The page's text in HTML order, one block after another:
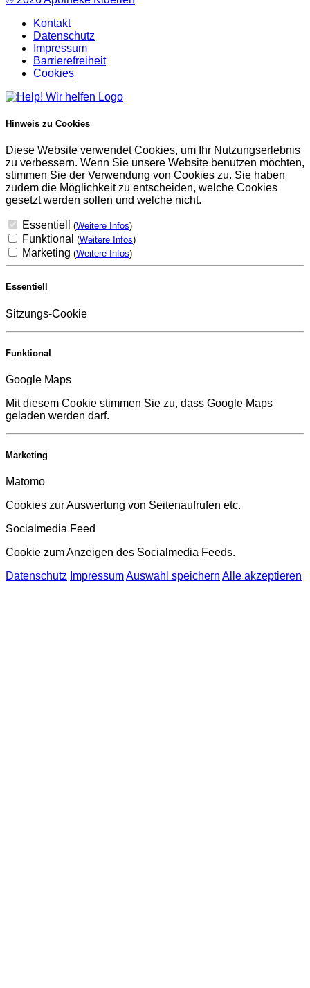
Kontakt
Datenschutz
Impressum
Barrierefreiheit
Cookies
Hinweis zu Cookies
Diese Website verwendet Cookies, um Ihr Nutzungserlebnis
zu verbessern. Wenn Sie unsere Website benutzen möchten,
stimmen Sie der Verwendung von Cookies zu. Sie haben
zudem die Möglichkeit zu entscheiden, welche Cookies
gesetzt werden sollen und welche nicht.
Essentiell (Weitere Infos)
Funktional (Weitere Infos)
Marketing (Weitere Infos)
Essentiell
Sitzungs-Cookie
Funktional
Google Maps
Mit diesem Cookie stimmen Sie zu, dass Google Maps
geladen werden darf.
Marketing
Matomo
Cookies zur Auswertung von Seitenaufrufen etc.
Socialmedia Feed
Cookie zum Anzeigen des Socialmedia Feeds.
Datenschutz ImpressumAuswahl speichern Alle akzeptieren